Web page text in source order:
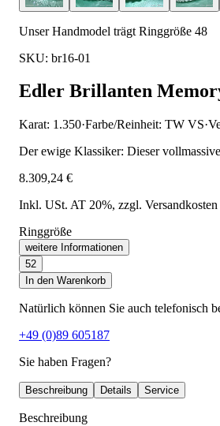
Unser Handmodel trägt Ringgröße 48
SKU: br16-01
Edler Brillanten
Karat: 1.350·Farbe/Reinheit: TW VS·
Der ewige Klassiker: Dieser
8.309,24 €
Inkl. USt. AT 20%, zzgl. Versandkosten
Ringgröße
weitere Informationen
52
In den Warenkorb
Natürlich können Sie auch telefonisch
+49 (0)89 605187
Sie haben Fragen?
Beschreibung Details Service
Beschreibung